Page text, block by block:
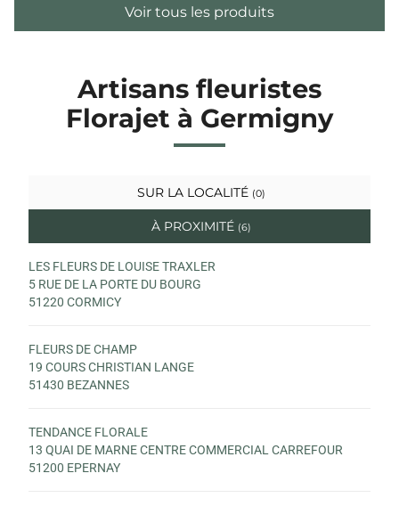
Voir tous les produits
Artisans fleuristes
Florajet à Germigny
SUR LA LOCALITÉ (0)
À PROXIMITÉ (6)
LES FLEURS DE LOUISE TRAXLER
5 RUE DE LA PORTE DU BOURG
51220 CORMICY
FLEURS DE CHAMP
19 COURS CHRISTIAN LANGE
51430 BEZANNES
TENDANCE FLORALE
13 QUAI DE MARNE CENTRE COMMERCIAL CARREFOUR
51200 EPERNAY